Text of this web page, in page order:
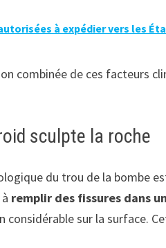
à expédier vers les
combinée de ces facteurs
sculpte la roche
du trou de la bombe
remplir des fissures dans
considérable sur la surface.